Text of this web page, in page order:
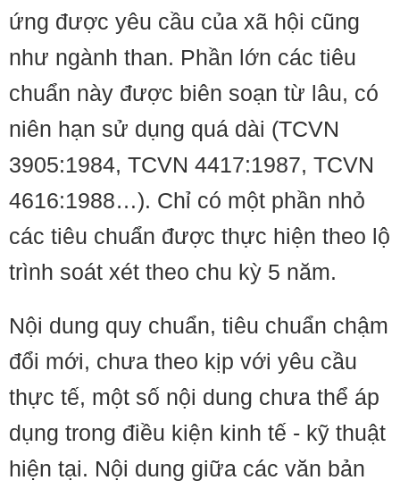
ứng được yêu cầu của xã hội cũng
như ngành than. Phần lớn các tiêu
chuẩn này được biên soạn từ lâu, có
niên hạn sử dụng quá dài (TCVN
3905:1984, TCVN 4417:1987, TCVN
4616:1988…). Chỉ có một phần nhỏ
các tiêu chuẩn được thực hiện theo lộ
trình soát xét theo chu kỳ 5 năm.
Nội dung quy chuẩn, tiêu chuẩn chậm
đổi mới, chưa theo kịp với yêu cầu
thực tế, một số nội dung chưa thể áp
dụng trong điều kiện kinh tế - kỹ thuật
hiện tại. Nội dung giữa các văn bản